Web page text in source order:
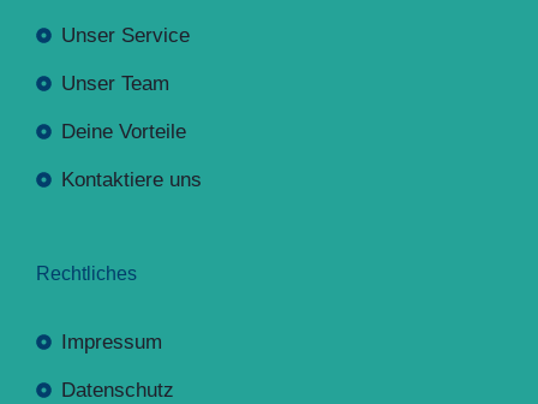
Unser Service
Unser Team
Deine Vorteile
Kontaktiere uns
Rechtliches
Impressum
Datenschutz